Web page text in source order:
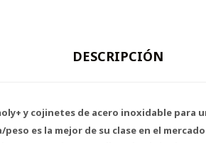
DESCRIPCIÓN
y cojinetes de acero inoxidable para
es la mejor de su clase en el